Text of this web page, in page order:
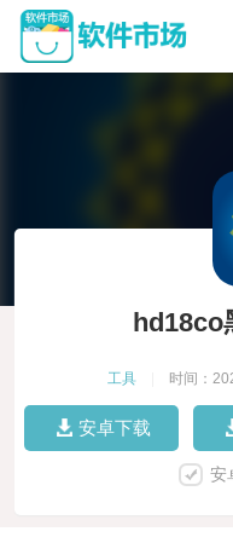
hd18co
工具 时间：
安卓下载
安